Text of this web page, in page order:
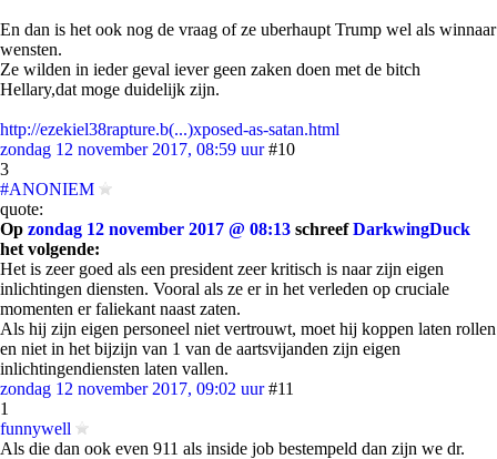
En dan is het ook nog de vraag of ze uberhaupt Trump wel als winnaar
wensten.
Ze wilden in ieder geval iever geen zaken doen met de bitch
Hellary,dat moge duidelijk zijn.
http://ezekiel38rapture.b(...)xposed-as-satan.html
zondag 12 november 2017, 08:59 uur #10
3
#ANONIEM
quote:
Op zondag 12 november 2017 @ 08:13 schreefDarkwingDuck
het volgende:
Het is zeer goed als een president zeer kritisch is naar zijn eigen
inlichtingen diensten. Vooral als ze er in het verleden op cruciale
momenten er faliekant naast zaten.
Als hij zijn eigen personeel niet vertrouwt, moet hij koppen laten rollen
en niet in het bijzijn van 1 van de aartsvijanden zijn eigen
inlichtingendiensten laten vallen.
zondag 12 november 2017, 09:02 uur #11
1
funnywell
Als die dan ook even 911 als inside job bestempeld dan zijn we dr.